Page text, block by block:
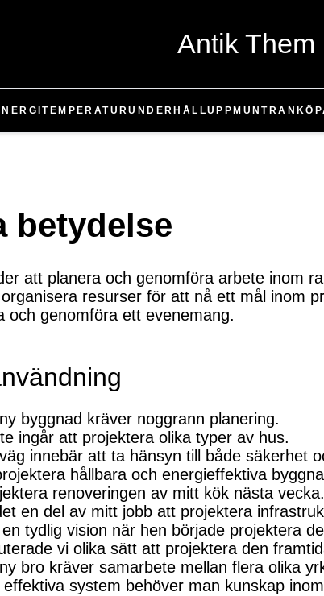
Antik Them
TEMPERATURUNDERHÅLLUPPMUNTRAN
betydelse
att planera och genomföra arbete inom
resurser för att nå ett mål inom
och genomföra ett evenemang.
byggnad kräver noggrann planering.
ingår att projektera olika typer av hus.
innebär att ta hänsyn till både säkerhet
hållbara och energieffektiva
renoveringen av mitt kök nästa vecka.
en del av mitt jobb att projektera
tydlig vision när hen började projektera
vi olika sätt att projektera den
bro kräver samarbete mellan flera olika
system behöver man kunskap